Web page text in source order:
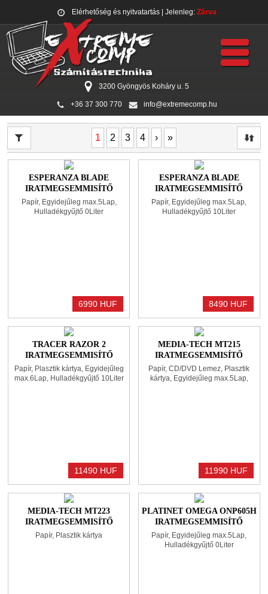
Elérhetőség és nyitvatartás| Jelenleg: Zárva
3200 Gyöngyös Koháry u. 5
+36 37 300 770 info@extremecomp.hu
1 2 3 4 › »
ESPERANZA BLADE
IRATMEGSEMMISÍTŐ
BLACK
Papír, Egyidejűleg max.5Lap,
Hulladékgyűjtő 0Liter
6990 HUF
ESPERANZA BLADE
IRATMEGSEMMISÍTŐ
BLACK
Papír, Egyidejűleg max.5Lap,
Hulladékgyűjtő 10Liter
8490 HUF
TRACER RAZOR 2
IRATMEGSEMMISÍTŐ
BLACK
Papír, Plasztik kártya, Egyidejűleg
max.6Lap, Hulladékgyűjtő 10Liter
11490 HUF
MEDIA-TECH MT215
IRATMEGSEMMISÍTŐ
BLACK
Papír, CD/DVD Lemez, Plasztik
kártya, Egyidejűleg max.5Lap,
11990 HUF
MEDIA-TECH MT223
IRATMEGSEMMISÍTŐ
WHITE
Papír, Plasztik kártya
PLATINET OMEGA ONP605H
IRATMEGSEMMISÍTŐ
BLACK
Papír, Egyidejűleg max.5Lap,
Hulladékgyűjtő 0Liter